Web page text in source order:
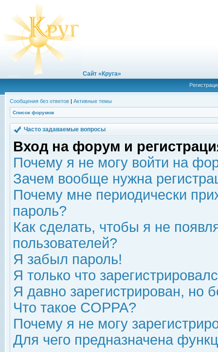
Сайт «Круга»
Сообщения без ответов | Активные темы
Список форумов
Часто задаваемые вопросы
Вход на форум и
Почему я не могу войти на
Зачем вообще нужна
Почему мне периодически
пароль?
Как сделать, чтобы я не
пользователей?
Я забыл пароль!
Я только что
Я давно зарегистрирован, но
Что такое COPPA?
Почему я не могу
Для чего предназначена